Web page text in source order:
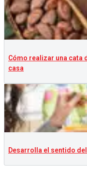
Cómo realizar una cata
casa
Desarrolla el sentido